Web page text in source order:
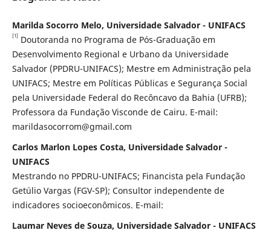
Marilda Socorro Melo, Universidade Salvador - UNIFACS
[1]
Doutoranda no Programa de Pós-Graduação em
Desenvolvimento Regional e Urbano da Universidade
Salvador (PPDRU-UNIFACS); Mestre em Administração pela
UNIFACS; Mestre em Políticas Públicas e Segurança Social
pela Universidade Federal do Recôncavo da Bahia (UFRB);
Professora da Fundação Visconde de Cairu. E-mail:
marildasocorrom@gmail.com
Carlos Marlon Lopes Costa, Universidade Salvador -
UNIFACS
Mestrando no PPDRU-UNIFACS; Financista pela Fundação
Getúlio Vargas (FGV-SP); Consultor independente de
indicadores socioeconômicos. E-mail:
Laumar Neves de Souza, Universidade Salvador - UNIFACS